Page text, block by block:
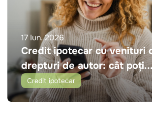
17 Iun. 2026
Credit ipotecar cu venituri
drepturi de autor: cât
Credit ipotecar